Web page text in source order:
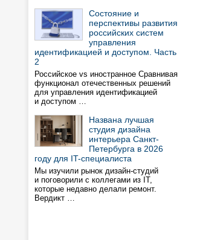
Состояние и
перспективы развития
российских систем
управления
идентификацией и доступом. Часть
2
Российское vs иностранное Сравнивая
функционал отечественных решений
для управления идентификацией
и доступом …
Названа лучшая
студия дизайна
интерьера Санкт-
Петербурга в 2026
году для IT-специалиста
Мы изучили рынок дизайн-студий
и поговорили с коллегами из IT,
которые недавно делали ремонт.
Вердикт …